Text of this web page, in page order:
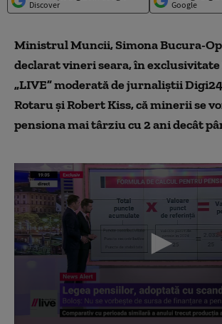
Discover
Google
Ministrul Muncii, Simona Bucura-
declarat vineri seara, în
„LIVE” moderată de jurnaliștii
Rotaru și Robert Kiss, că minerii se
pensiona mai târziu cu 2 ani decât